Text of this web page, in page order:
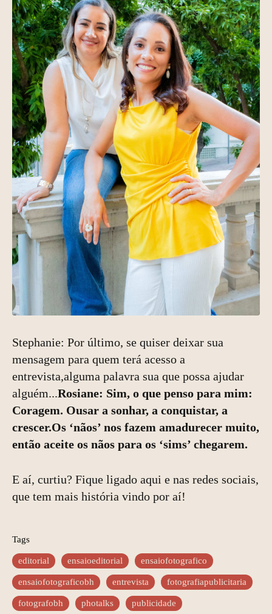
Stephanie: Por último, se quiser deixar sua
mensagem para quem terá acesso a
entrevista,alguma palavra sua que possa ajudar
alguém...Rosiane: Sim, o que penso para mim:
Coragem. Ousar a sonhar, a conquistar, a
crescer.Os ‘nãos’ nos fazem amadurecer muito,
então aceite os nãos para os ‘sims’ chegarem.
E aí, curtiu? Fique ligado aqui e nas redes sociais,
que tem mais história vindo por aí!
Tags
editorial ensaioeditorial ensaiofotografico
ensaiofotograficobh entrevista fotografiapublicitaria
fotografobh photalks publicidade